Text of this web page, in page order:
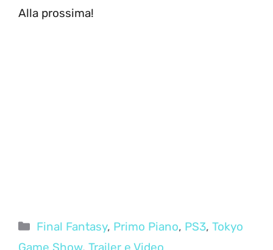
Alla prossima!
Categorie
Final Fantasy, Primo Piano, PS3,Tokyo
Game Show, Trailer e Video